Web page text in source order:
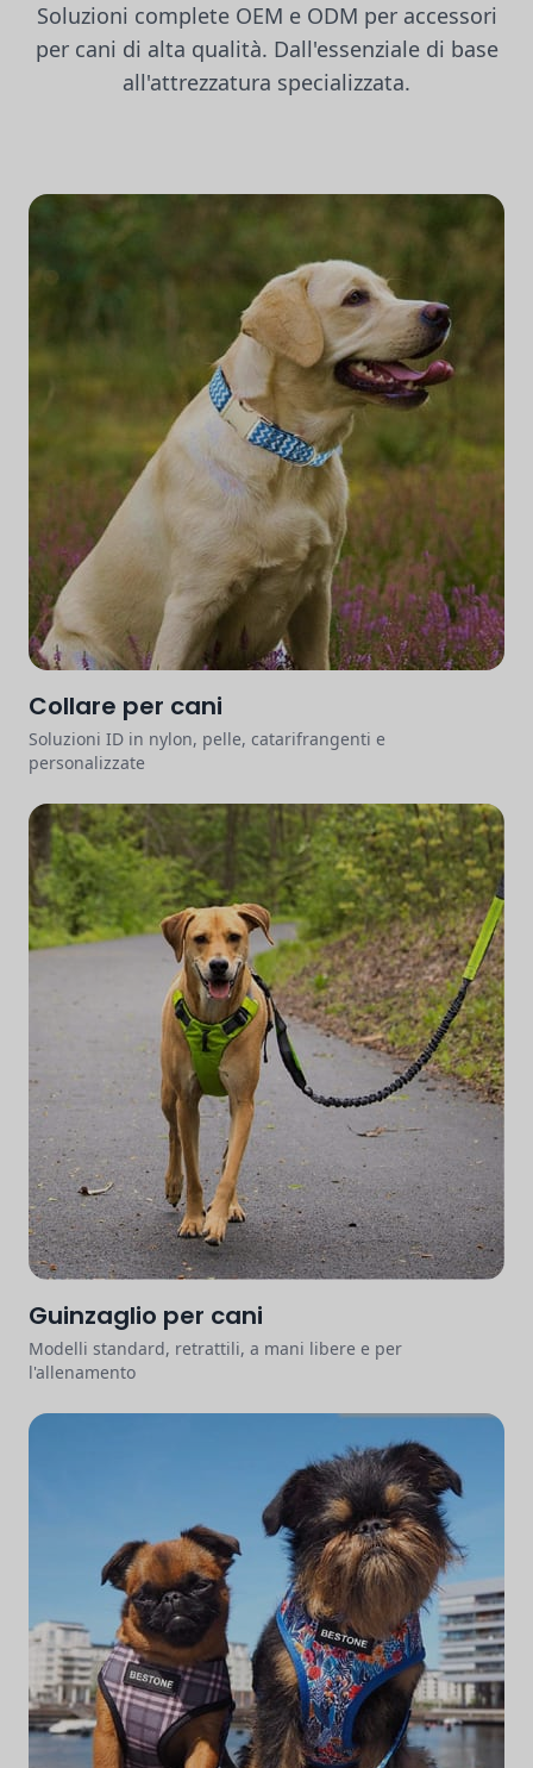
Soluzioni complete OEM e ODM per accessori
per cani di alta qualità. Dall'essenziale di base
all'attrezzatura specializzata.
Collare per cani
Soluzioni ID in nylon, pelle, catarifrangenti e
personalizzate
Guinzaglio per cani
Modelli standard, retrattili, a mani libere e per
l'allenamento